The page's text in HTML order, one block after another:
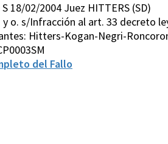
18/02/2004 Juez HITTERS (SD)
y o. s/Infracción al art. 33 decreto
Hitters-Kogan-Negri-
del Fallo